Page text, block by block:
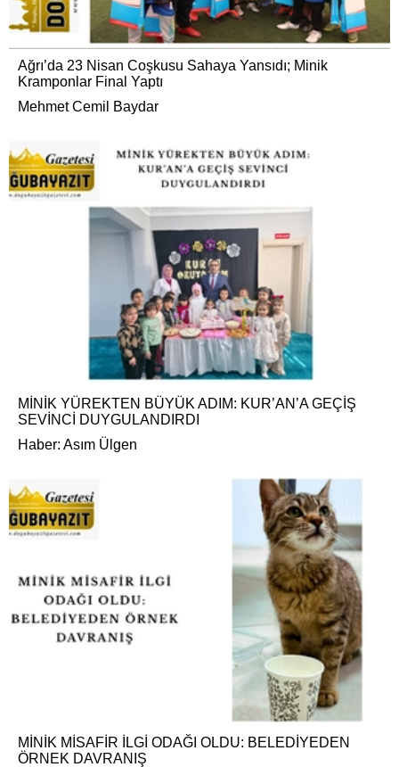
Ağrı’da 23 Nisan Coşkusu Sahaya Yansıdı; Minik
Kramponlar Final Yaptı
Mehmet Cemil Baydar
MİNİK YÜREKTEN BÜYÜK ADIM: KUR’AN’A GEÇİŞ
SEVİNCİ DUYGULANDIRDI
Haber: Asım Ülgen
MİNİK MİSAFİR İLGİ ODAĞI OLDU: BELEDİYEDEN
ÖRNEK DAVRANIŞ